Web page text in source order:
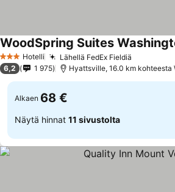
3 Tähtiluokitus
Hotelli Lähellä FedEx Fieldiä
Katso hinnat
6,2 1 975 Hyattsville, 16.0 km kohteesta
Alkaen 68 €
Näytä hinnat 11 sivustolta